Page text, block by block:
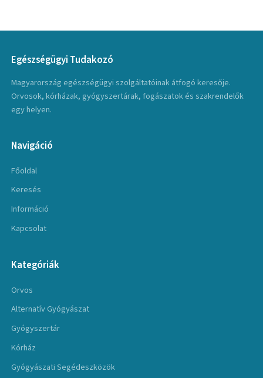
Egészségügyi Tudakozó
Magyarország egészségügyi szolgáltatóinak átfogó keresője.
Orvosok, kórházak, gyógyszertárak, fogászatok és szakrendelők
egy helyen.
Navigáció
Főoldal
Keresés
Információ
Kapcsolat
Kategóriák
Orvos
Alternatív Gyógyászat
Gyógyszertár
Kórház
Gyógyászati Segédeszközök